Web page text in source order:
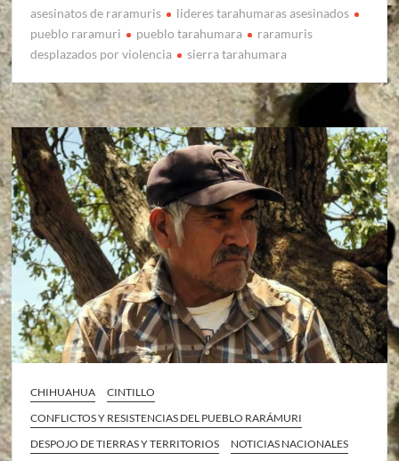
asesinatos de raramuris
lideres tarahumaras asesinados
pueblo raramuri
pueblo tarahumara
raramuris
desplazados por violencia
sierra tarahumara
CHIHUAHUA
CINTILLO
CONFLICTOS Y RESISTENCIAS DEL PUEBLO RARÁMURI
DESPOJO DE TIERRAS Y TERRITORIOS
NOTICIAS NACIONALES